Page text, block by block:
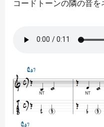
コードトーンの隣の音を